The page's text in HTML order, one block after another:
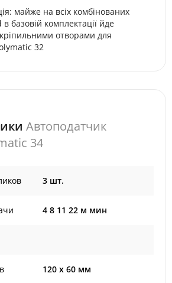
майже на всіх комбінованих
базовій комплектації йде
отворами для
32
Автоподатчик
34
3 шт.
4 8 11 22 м мин
120 х 60 мм